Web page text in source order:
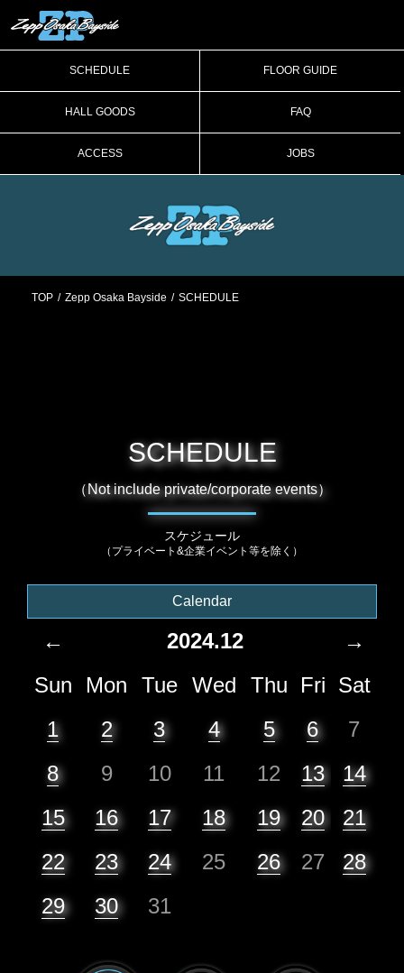
SCHEDULE FLOOR GUIDE
HALL GOODS FAQ
ACCESS JOBS
TOP Zepp Osaka Bayside SCHEDULE
SCHEDULE
（Not include private/corporate events）
スケジュール
（プライベート&企業イベント等を除く）
Calendar
← 2024.12
→
Sun
Mon Tue Wed Thu Fri Sat
1
2 3 4 5 6
7
8
9 10 11 12 13
14
15
16 17 18 19 20
21
22
23 24 25 26 27
28
29
30 31